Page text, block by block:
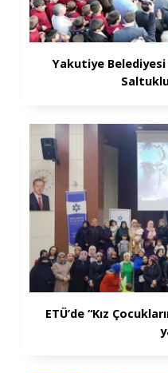
Yakutiye Belediyesi
Saltuklu
ETÜ’de “Kız